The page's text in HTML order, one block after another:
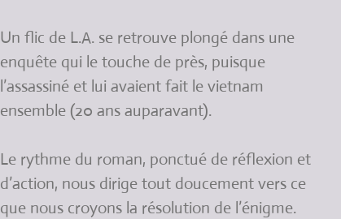
Un flic de L.A. se retrouve plongé dans une
enquête qui le touche de près, puisque
l’assassiné et lui avaient fait le vietnam
ensemble (20 ans auparavant).
Le rythme du roman, ponctué de réflexion et
d’action, nous dirige tout doucement vers ce
que nous croyons la résolution de l’énigme.